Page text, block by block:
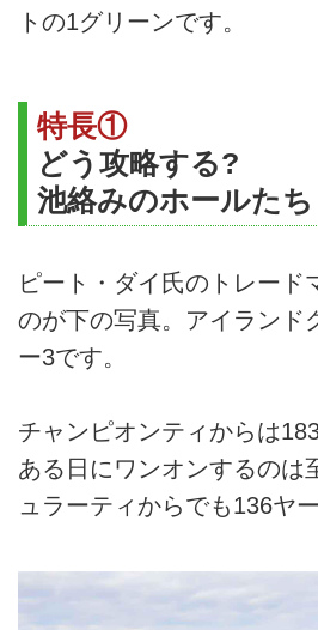
トの1グリーンです。
特長①
どう攻略する?
池絡みのホールたち
ピート・ダイ氏のトレード
のが下の写真。アイランド
ー3です。
チャンピオンティからは
ある日にワンオンするのは
ュラーティからでも136ヤ